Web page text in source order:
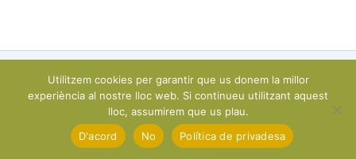
© 2025 COL·LEGI SAGRADA FAMILIA
Utilitzem cookies per garantir que us donem la millor
experiència al nostre lloc web. Si continueu utilitzant aquest
lloc, assumirem que us plau.
D'acord
No Política de privadesa